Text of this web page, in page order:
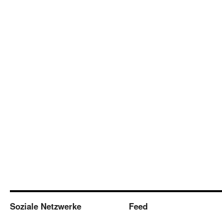
Soziale Netzwerke Feed